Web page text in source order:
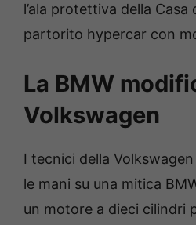
l’ala protettiva della Casa
partorito hypercar con
La BMW
Volkswagen
I tecnici della
le mani su una mitica
un motore a dieci cilindri